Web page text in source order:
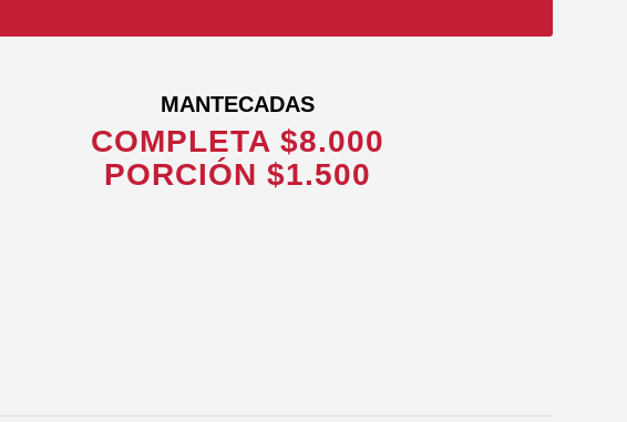
MANTECADAS
COMPLETA $8.000
PORCIÓN $1.500